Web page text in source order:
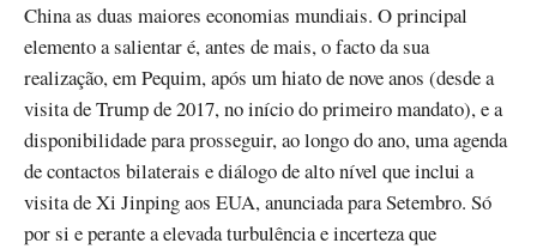
China as duas maiores economias mundiais. O principal
elemento a salientar é, antes de mais, o facto da sua
realização, em Pequim, após um hiato de nove anos (desde a
visita de Trump de 2017, no início do primeiro mandato), e a
disponibilidade para prosseguir, ao longo do ano, uma agenda
de contactos bilaterais e diálogo de alto nível que inclui a
visita de Xi Jinping aos EUA, anunciada para Setembro. Só
por si e perante a elevada turbulência e incerteza que